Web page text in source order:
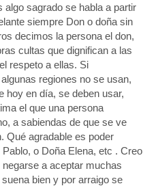
sagrado se habla a partir
siempre Don o doña sin
decimos la persona el don,
cultas que dignifican a las
respeto a ellas. Si
regiones no se usan,
hoy en día, se deben usar,
el que una persona
a sabiendas de que se ve
Qué agradable es poder
o Doña Elena, etc . Creo
a aceptar muchas
bien y por arraigo se